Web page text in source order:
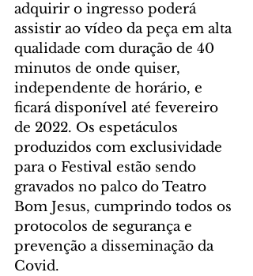
adquirir o ingresso poderá
assistir ao vídeo da peça em alta
qualidade com duração de 40
minutos de onde quiser,
independente de horário, e
ficará disponível até fevereiro
de 2022. Os espetáculos
produzidos com exclusividade
para o Festival estão sendo
gravados no palco do Teatro
Bom Jesus, cumprindo todos os
protocolos de segurança e
prevenção a disseminação da
Covid.